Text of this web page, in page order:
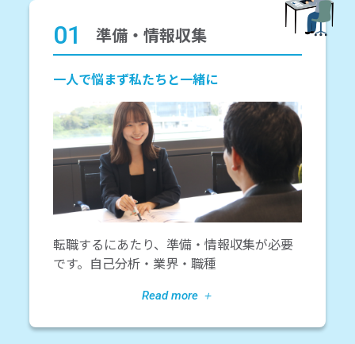
01 準備・情報収集
一人で悩まず私たちと一緒に
転職するにあたり、準備・情報収集が必要
です。自己分析・業界・職種